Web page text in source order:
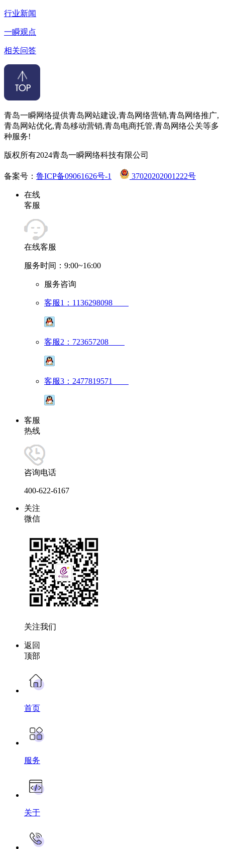
行业新闻
一瞬观点
相关问答
青岛一瞬网络提供青岛网站建设,青岛网络营销,青岛网络推广,
青岛网站优化,青岛移动营销,青岛电商托管,青岛网络公关等多
种服务!
版权所有2024青岛一瞬网络科技有限公司
备案号： 鲁ICP备09061626号-1 37020202001222号
在线
客服
在线客服
服务时间：9:00~16:00
服务咨询
客服1：1136298098
客服2：723657208
客服3：2477819571
客服
热线
咨询电话
400-622-6167
关注
微信
关注我们
返回
顶部
首页
服务
关于